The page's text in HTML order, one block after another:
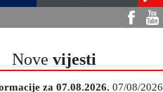
Nove vijesti
za 07.08.2026. 07/08/2026